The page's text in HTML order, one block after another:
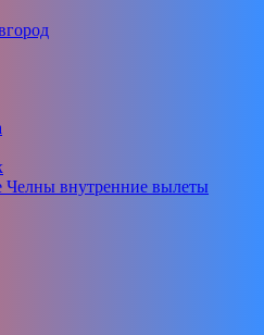
внутренние вылеты